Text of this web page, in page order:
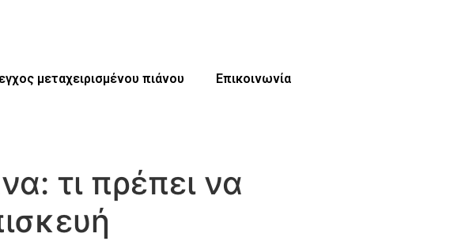
μεταχειρισμένου πιάνου Επικοινωνία
τι πρέπει να